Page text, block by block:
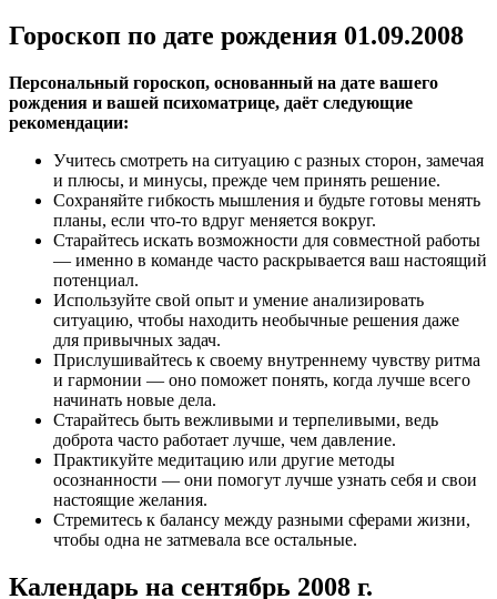
Гороскоп по дате рождения 01.09.2008
Персональный гороскоп, основанный на дате вашего
рождения и вашей психоматрице, даёт следующие
рекомендации:
Учитесь смотреть на ситуацию с разных сторон, замечая
и плюсы, и минусы, прежде чем принять решение.
Сохраняйте гибкость мышления и будьте готовы менять
планы, если что-то вдруг меняется вокруг.
Старайтесь искать возможности для совместной работы
— именно в команде часто раскрывается ваш настоящий
потенциал.
Используйте свой опыт и умение анализировать
ситуацию, чтобы находить необычные решения даже
для привычных задач.
Прислушивайтесь к своему внутреннему чувству ритма
и гармонии — оно поможет понять, когда лучше всего
начинать новые дела.
Старайтесь быть вежливыми и терпеливыми, ведь
доброта часто работает лучше, чем давление.
Практикуйте медитацию или другие методы
осознанности — они помогут лучше узнать себя и свои
настоящие желания.
Стремитесь к балансу между разными сферами жизни,
чтобы одна не затмевала все остальные.
Календарь на сентябрь 2008 г.